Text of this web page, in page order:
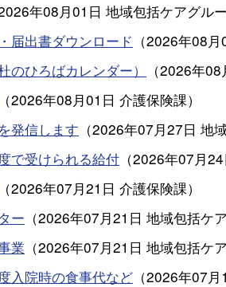
年08月01日 地域包括ケアグル
出書ダウンロード （2026年08月
のひろばカレンダー）
（2026年08
（2026年08月01日 介護保険課）
発信します （2026年07月27日 地
で受けられる給付 （2026年07月24
（2026年07月21日 介護保険課）
ー （2026年07月21日 地域包括ケ
業 （2026年07月21日 地域包括ケ
入院時の食事代など （2026年07月